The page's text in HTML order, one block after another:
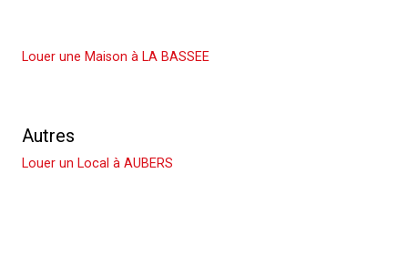
Louer une Maison à LA BASSEE
Autres
Louer un Local à AUBERS